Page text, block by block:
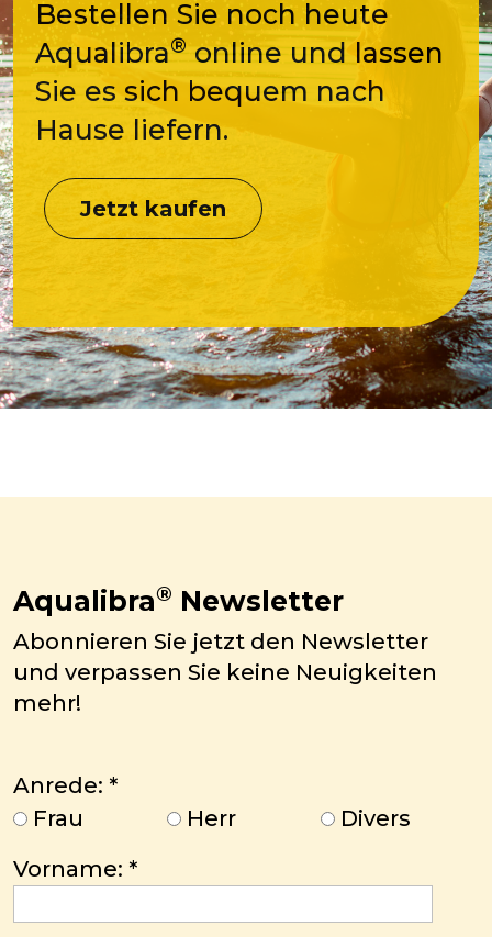
Bestellen Sie noch heute
Aqualibra® online und lassen
Sie es sich bequem nach
Hause liefern.
Jetzt kaufen
Aqualibra® Newsletter
Abonnieren Sie jetzt den Newsletter
und verpassen Sie keine Neuigkeiten
mehr!
Anrede: *
Frau
Herr
Divers
Vorname: *